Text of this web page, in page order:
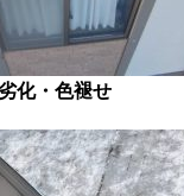
化・色褪せ